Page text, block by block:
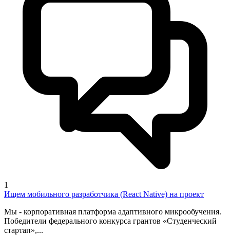
1
Ищем мобильного разработчика (React Native) на проект
Мы - корпоративная платформа адаптивного микрообучения.
Победители федерального конкурса грантов «Студенческий
стартап»,...